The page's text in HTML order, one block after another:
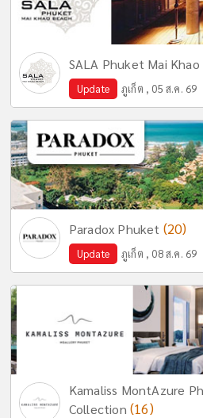
SALA Phuket Mai
Update ภูเก็ต , 05 ส.ค. 69
Paradox Phuket (20)
Update ภูเก็ต , 08 ส.ค. 69
Kamaliss MontAzure
Collection (16)